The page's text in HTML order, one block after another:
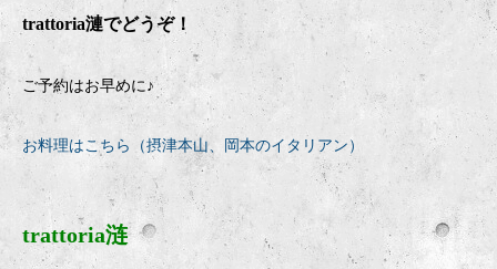
trattoria漣でどうぞ！
ご予約はお早めに♪
お料理はこちら（摂津本山、岡本のイタリアン）
trattoria涟